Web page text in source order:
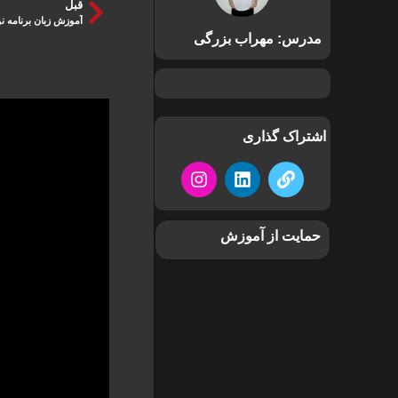
مدرس: مهراب بزرگی
اشتراک گذاری
حمایت از آموزش
قبل
آموزش زبان برنامه